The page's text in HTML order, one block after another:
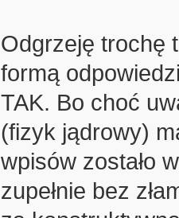
Odgrzeję trochę
formą
TAK. Bo choć
(fizyk jądrowy)
wpisów zostało
zupełnie bez